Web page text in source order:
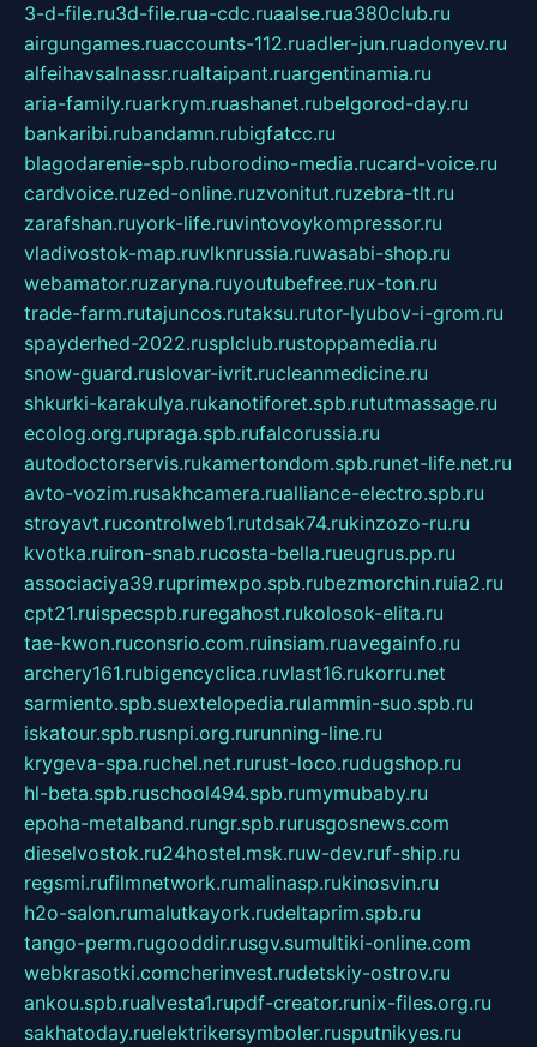
3-d-file.ru3d-file.rua-cdc.ruaalse.rua380club.ru
airgungames.ruaccounts-112.ruadler-jun.ruadonyev.ru
alfeihavsalnassr.rualtaipant.ruargentinamia.ru
aria-family.ruarkrym.ruashanet.rubelgorod-day.ru
bankaribi.rubandamn.rubigfatcc.ru
blagodarenie-spb.ruborodino-media.rucard-voice.ru
cardvoice.ruzed-online.ruzvonitut.ruzebra-tlt.ru
zarafshan.ruyork-life.ruvintovoykompressor.ru
vladivostok-map.ruvlknrussia.ruwasabi-shop.ru
webamator.ruzaryna.ruyoutubefree.rux-ton.ru
trade-farm.rutajuncos.rutaksu.rutor-lyubov-i-grom.ru
spayderhed-2022.rusplclub.rustoppamedia.ru
snow-guard.ruslovar-ivrit.rucleanmedicine.ru
shkurki-karakulya.rukanotiforet.spb.rututmassage.ru
ecolog.org.rupraga.spb.rufalcorussia.ru
autodoctorservis.rukamertondom.spb.runet-life.net.ru
avto-vozim.rusakhcamera.rualliance-electro.spb.ru
stroyavt.rucontrolweb1.rutdsak74.rukinzozo-ru.ru
kvotka.ruiron-snab.rucosta-bella.rueugrus.pp.ru
associaciya39.ruprimexpo.spb.rubezmorchin.ruia2.ru
cpt21.ruispecspb.ruregahost.rukolosok-elita.ru
tae-kwon.ruconsrio.com.ruinsiam.ruavegainfo.ru
archery161.rubigencyclica.ruvlast16.rukorru.net
sarmiento.spb.suextelopedia.rulammin-suo.spb.ru
iskatour.spb.rusnpi.org.rurunning-line.ru
krygeva-spa.ruchel.net.rurust-loco.rudugshop.ru
hl-beta.spb.ruschool494.spb.rumymubaby.ru
epoha-metalband.rungr.spb.rurusgosnews.com
dieselvostok.ru24hostel.msk.ruw-dev.ruf-ship.ru
regsmi.rufilmnetwork.rumalinasp.rukinosvin.ru
h2o-salon.rumalutkayork.rudeltaprim.spb.ru
tango-perm.rugooddir.rusgv.sumultiki-online.com
webkrasotki.comcherinvest.rudetskiy-ostrov.ru
ankou.spb.rualvesta1.rupdf-creator.runix-files.org.ru
sakhatoday.ruelektrikersymboler.rusputnikyes.ru